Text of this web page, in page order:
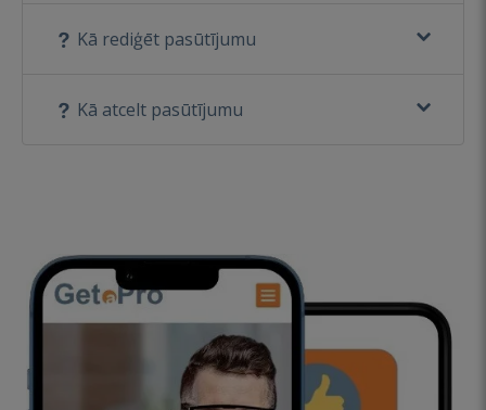
Kā rediģēt pasūtījumu
Kā atcelt pasūtījumu